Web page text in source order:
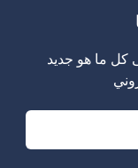
كل ما هو جديد